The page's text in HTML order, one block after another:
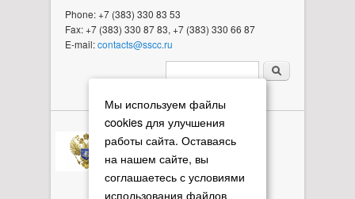
Мы используем файлы
cookies для улучшения
работы сайта. Оставаясь
на нашем сайте, вы
соглашаетесь с условиями
использования файлов
Phone: +7 (383) 330 83 53
Fax: +7 (383) 330 87 83, +7 (383) 330 66 87
E-mail:contacts@sscc.ru
Search form